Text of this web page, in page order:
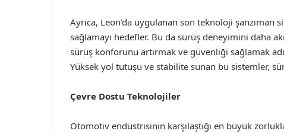
Ayrıca, Leon’da uygulanan son teknoloji şanzıman
sağlamayı hedefler. Bu da sürüş deneyimini daha
sürüş konforunu artırmak ve güvenliği sağlamak
Yüksek yol tutuşu ve stabilite sunan bu sistemler,
Çevre Dostu Teknolojiler
Otomotiv endüstrisinin karşılaştığı en büyük